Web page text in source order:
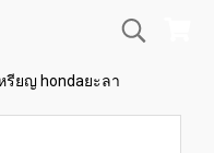
รียญ hondaยะลา